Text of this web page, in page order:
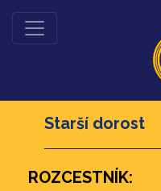
Starší dorost
ROZCESTNÍK: